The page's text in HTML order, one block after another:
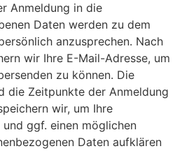
Anmeldung in die
Daten werden zu dem
anzusprechen. Nach
wir Ihre E-Mail-Adresse, um
zu können. Die
die Zeitpunkte der Anmeldung
wir, um Ihre
ggf. einen möglichen
Daten aufklären